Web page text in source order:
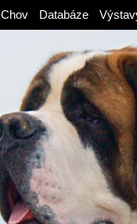
Chov Databáze